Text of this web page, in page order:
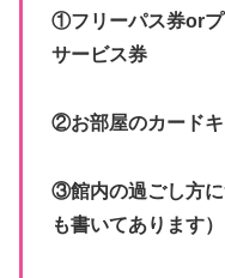
①フリーパス券orプ
サービス券
②お部屋のカード
③館内の過ごし方
も書いてあります）